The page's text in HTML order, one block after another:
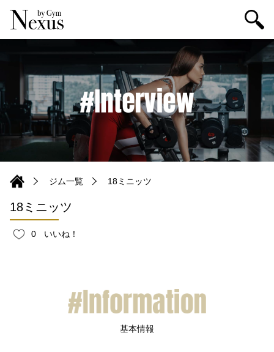
ジム一覧 18ミニッツ
18ミニッツ
0 いいね！